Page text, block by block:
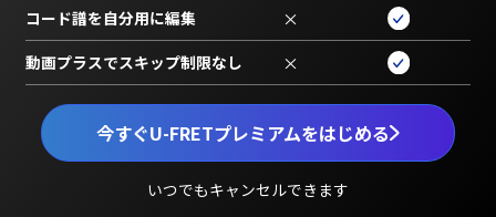
今すぐU-FRETプレミアムをはじめる
いつでもキャンセルできます
コード譜を自分用に編集 ×
動画プラスでスキップ制限なし ×